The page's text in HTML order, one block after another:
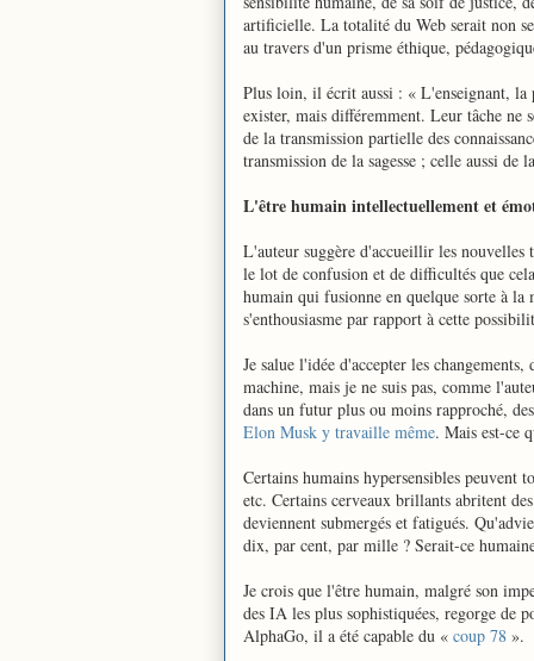
artificielle. La totalité du Web serait non
au travers d'un prisme éthique,
Plus loin, il écrit aussi : « L'enseignant, la
exister, mais différemment. Leur tâche ne
de la transmission partielle des
transmission de la sagesse ; celle aussi
L'être humain intellectuellement et
L'auteur suggère d'accueillir les nouvelles
le lot de confusion et de difficultés que
humain qui fusionne en quelque sorte à
s'enthousiasme par rapport à cette
Je salue l'idée d'accepter les
machine, mais je ne suis pas, comme
dans un futur plus ou moins rapproché,
Elon Musk y travaille même. Mais est-ce
Certains humains hypersensibles peuvent
etc. Certains cerveaux brillants abritent
deviennent submergés et fatigués.
dix, par cent, par mille ? Serait-ce
Je crois que l'être humain, malgré son
des IA les plus sophistiquées, regorge de
AlphaGo, il a été capable du « coup 78 ».